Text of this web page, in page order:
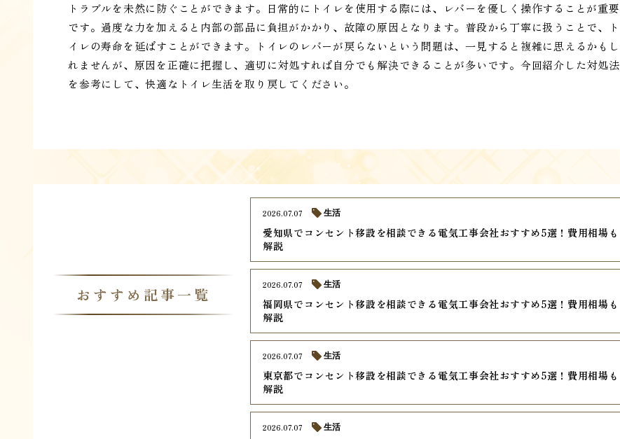
トラブルを未然に防ぐことができます。日常的にトイレを使用する際には、レバーを優しく操作することが重要
です。過度な力を加えると内部の部品に負担がかかり、故障の原因となります。普段から丁寧に扱うことで、ト
イレの寿命を延ばすことができます。トイレのレバーが戻らないという問題は、一見すると複雑に思えるかもし
れませんが、原因を正確に把握し、適切に対処すれば自分でも解決できることが多いです。今回紹介した対処法
を参考にして、快適なトイレ生活を取り戻してください。
おすすめ記事一覧
愛知県でコンセント移設を相談できる電気工事会社おすすめ5選！費用相場も
解説
2026.07.07 生活
福岡県でコンセント移設を相談できる電気工事会社おすすめ5選！費用相場も
解説
2026.07.07 生活
東京都でコンセント移設を相談できる電気工事会社おすすめ5選！費用相場も
解説
2026.07.07 生活
2026.07.07 生活